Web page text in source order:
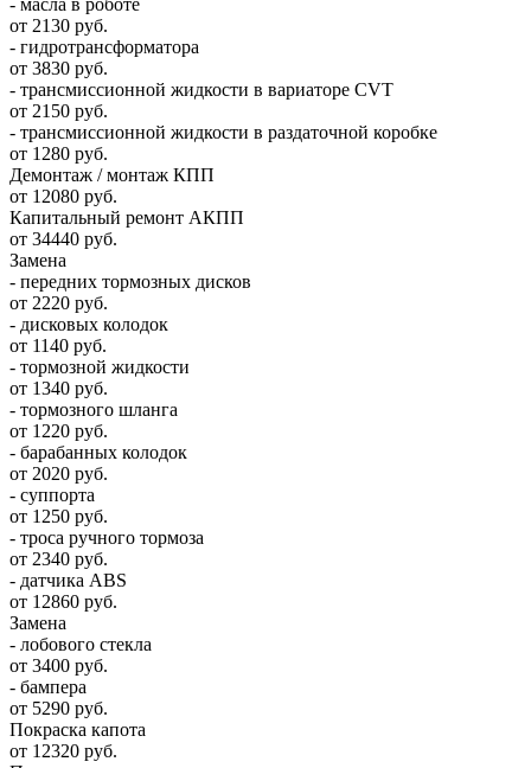
от 2130 руб.
- гидротрансформатора
от 3830 руб.
- трансмиссионной жидкости в вариаторе CVT
от 2150 руб.
- трансмиссионной жидкости в раздаточной коробке
от 1280 руб.
Демонтаж / монтаж КПП
от 12080 руб.
Капитальный ремонт АКПП
от 34440 руб.
Замена
- передних тормозных дисков
от 2220 руб.
- дисковых колодок
от 1140 руб.
- тормозной жидкости
от 1340 руб.
- тормозного шланга
от 1220 руб.
- барабанных колодок
от 2020 руб.
- суппорта
от 1250 руб.
- троса ручного тормоза
от 2340 руб.
- датчика ABS
от 12860 руб.
Замена
- лобового стекла
от 3400 руб.
- бампера
от 5290 руб.
Покраска капота
от 12320 руб.